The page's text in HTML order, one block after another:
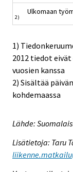
Ulkomaan
2)
1)
2012 tiedot
vuosien kanssa
2) Sisältää
kohdemaassa
Lähde:
Lisätietoja: Taru